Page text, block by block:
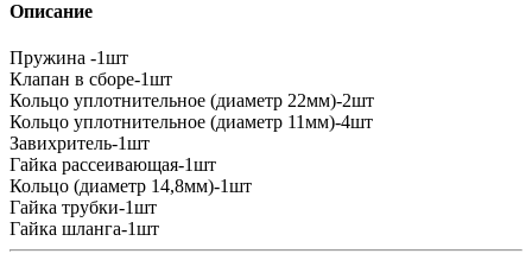
Описание
Пружина -1шт
Клапан в сборе-1шт
Кольцо уплотнительное (диаметр 22мм)-2шт
Кольцо уплотнительное (диаметр 11мм)-4шт
Завихритель-1шт
Гайка рассеивающая-1шт
Кольцо (диаметр 14,8мм)-1шт
Гайка трубки-1шт
Гайка шланга-1шт